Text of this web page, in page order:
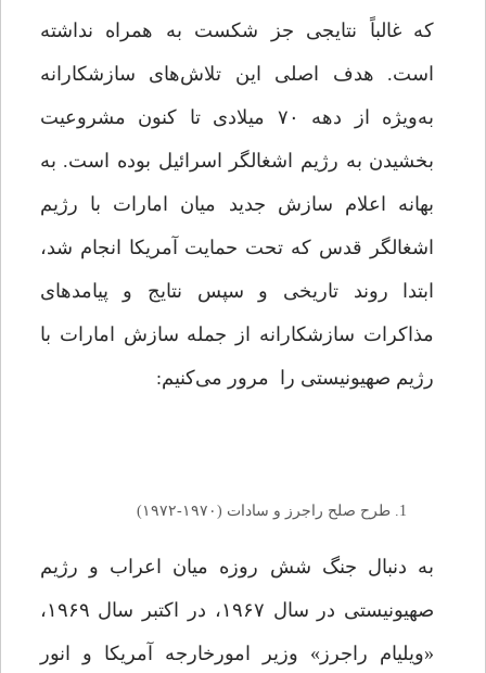
که غالباً نتایجی جز شکست به همراه نداشته
است. هدف اصلی این تلاش‌های سازشکارانه
به‌ویژه از دهه ۷۰ میلادی تا کنون مشروعیت
بخشیدن به رژیم اشغالگر اسرائیل بوده است. به
بهانه‌ اعلام سازش جدید میان امارات با رژیم
اشغالگر قدس که تحت حمایت آمریکا انجام شد،
ابتدا روند تاریخی و سپس نتایج و پیامدهای
مذاکرات سازشکارانه از جمله سازش امارات با
رژیم صهیونیستی را مرور می‌کنیم:
طرح صلح راجرز و سادات (۱۹۷۰-۱۹۷۲)
به دنبال جنگ شش روزه میان اعراب و رژیم
صهیونیستی در سال ۱۹۶۷، در اکتبر سال ۱۹۶۹،
«ویلیام راجرز» وزیر امورخارجه آمریکا و انور